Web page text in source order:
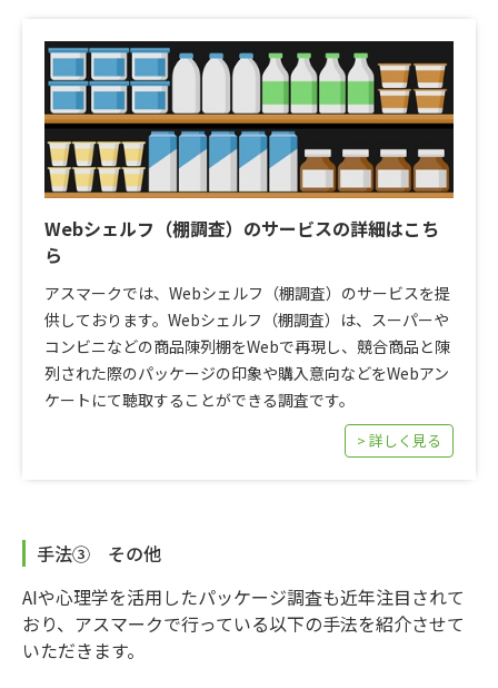
Webシェルフ（棚調査）のサービスの詳細はこち
ら
アスマークでは、Webシェルフ（棚調査）のサービスを提
供しております。Webシェルフ（棚調査）は、スーパーや
コンビニなどの商品陳列棚をWebで再現し、競合商品と陳
列された際のパッケージの印象や購入意向などをWebアン
ケートにて聴取することができる調査です。
> 詳しく見る
手法③ その他
AIや心理学を活用したパッケージ調査も近年注目されて
おり、アスマークで行っている以下の手法を紹介させて
いただきます。